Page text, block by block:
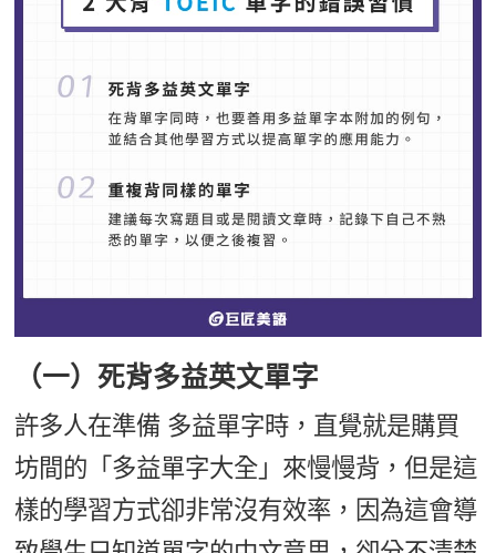
（一）死背多益英文單字
許多人在準備 多益單字時，直覺就是購買
坊間的「多益單字大全」來慢慢背，但是這
樣的學習方式卻非常沒有效率，因為這會導